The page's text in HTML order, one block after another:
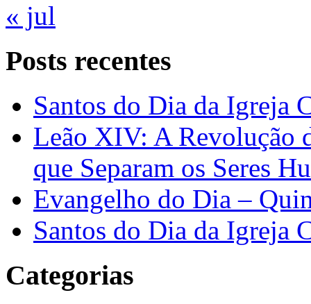
« jul
Posts recentes
Santos do Dia da Igreja
Leão XIV: A Revolução
que Separam os Seres
Evangelho do Dia –
Santos do Dia da Igreja
Categorias